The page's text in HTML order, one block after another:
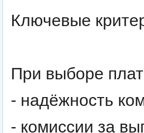
Ключевые
При выборе
- надёжность
- комиссии за